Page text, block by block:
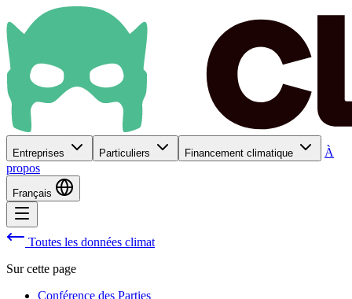
Entreprises Particuliers Financement climatique
À
propos
Français
Toutes les données climat
Sur cette page
Conférence des Parties